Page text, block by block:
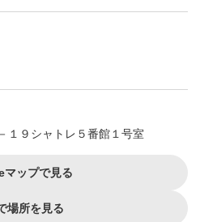
１９シャトレ５番館１号室
ップで見る
場所を見る